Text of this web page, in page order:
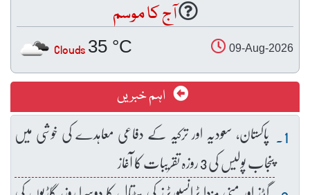
آج کا موسم
09-Aug-2026
35 °C
Clouds
اہم خبریں
پاکستان، سعودیہ اور ترکیہ کے دفاعی معاہدے کی خوشی میں
پنجاب پولیس کی 3 روزہ تقریبات کا آغاز